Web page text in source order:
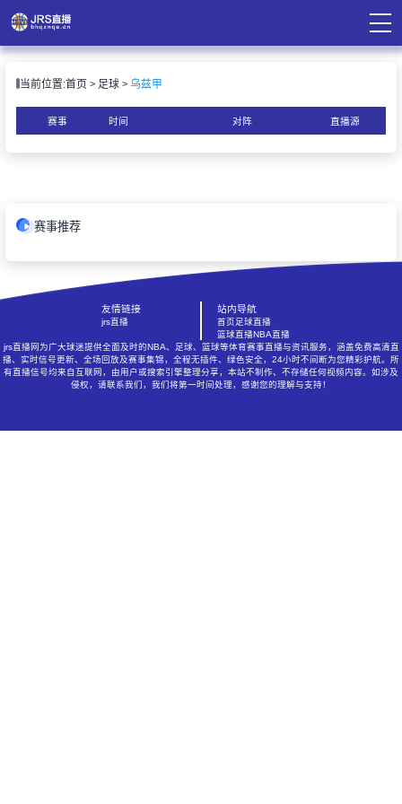
播
播
当前位置:首页 足球 乌兹甲
赛事 时间 对阵 直播源
赛事推荐
友情链接
jrs直播
站内导航
首页足球直播
篮球直播NBA直播
jrs直播网为广大球迷提供全面及时的NBA、足球、篮球等体育赛事直播与资讯服务，涵盖免费高清直
播、实时信号更新、全场回放及赛事集锦，全程无插件、绿色安全，24小时不间断为您精彩护航。所
有直播信号均来自互联网，由用户或搜索引擎整理分享，本站不制作、不存储任何视频内容。如涉及
侵权，请联系我们，我们将第一时间处理，感谢您的理解与支持！